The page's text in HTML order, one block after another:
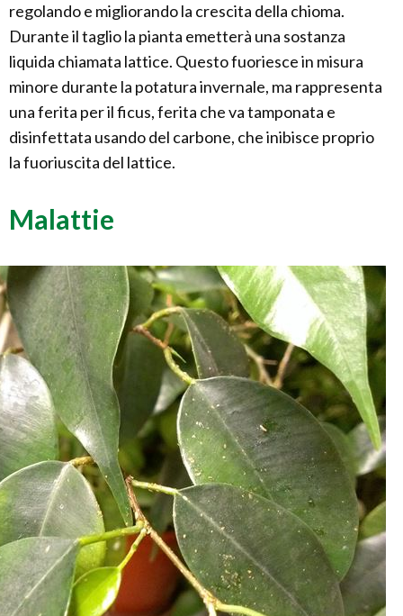
regolando e migliorando la crescita della chioma.
Durante il taglio la pianta emetterà una sostanza
liquida chiamata lattice. Questo fuoriesce in misura
minore durante la potatura invernale, ma rappresenta
una ferita per il ficus, ferita che va tamponata e
disinfettata usando del carbone, che inibisce proprio
la fuoriuscita del lattice.
Malattie